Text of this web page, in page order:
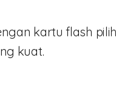
kartu flash
kuat.